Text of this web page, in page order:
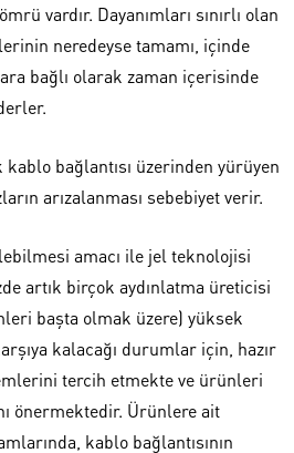
vardır. Dayanımları sınırlı olan
neredeyse tamamı, içinde
bağlı olarak zaman içerisinde
bağlantısı üzerinden yürüyen
arızalanması sebebiyet verir.
amacı ile jel teknolojisi
artık birçok aydınlatma üreticisi
başta olmak üzere) yüksek
kalacağı durumlar için, hazır
tercih etmekte ve ürünleri
önermektedir. Ürünlere ait
kablo bağlantısının